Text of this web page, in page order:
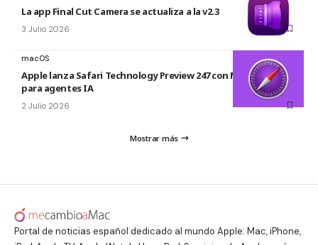
La app Final Cut Camera se actualiza a la v2.3
3 Julio 2026
macOS
Apple lanza Safari Technology Preview 247 con MCP Server
para agentes IA
2 Julio 2026
Mostrar más
Portal de noticias español dedicado al mundo Apple: Mac, iPhone,